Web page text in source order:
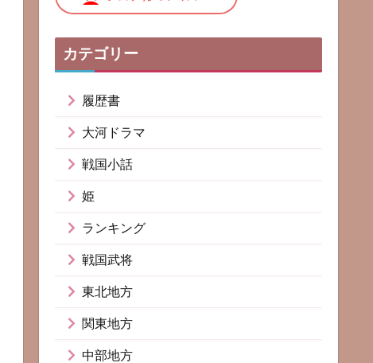
カテゴリー
履歴書
大河ドラマ
戦国小話
姫
ランキング
戦国武将
東北地方
関東地方
中部地方